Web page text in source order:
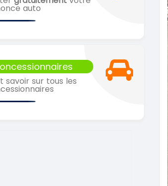
auto
savoir sur tous les